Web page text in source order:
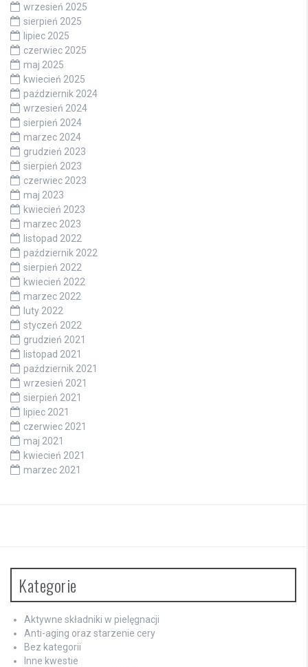
wrzesień 2025
sierpień 2025
lipiec 2025
czerwiec 2025
maj 2025
kwiecień 2025
październik 2024
wrzesień 2024
sierpień 2024
marzec 2024
grudzień 2023
sierpień 2023
czerwiec 2023
maj 2023
kwiecień 2023
marzec 2023
listopad 2022
październik 2022
sierpień 2022
kwiecień 2022
marzec 2022
luty 2022
styczeń 2022
grudzień 2021
listopad 2021
październik 2021
wrzesień 2021
sierpień 2021
lipiec 2021
czerwiec 2021
maj 2021
kwiecień 2021
marzec 2021
Kategorie
Aktywne składniki w pielęgnacji
Anti-aging oraz starzenie cery
Bez kategorii
Inne kwestie